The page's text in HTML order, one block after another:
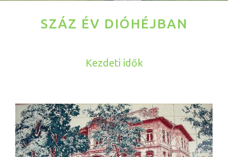
SZÁZ ÉV DIÓHÉJBAN
Kezdeti idők